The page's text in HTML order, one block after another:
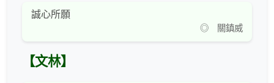
誠心所願
◎ 關鎮威
【文林】